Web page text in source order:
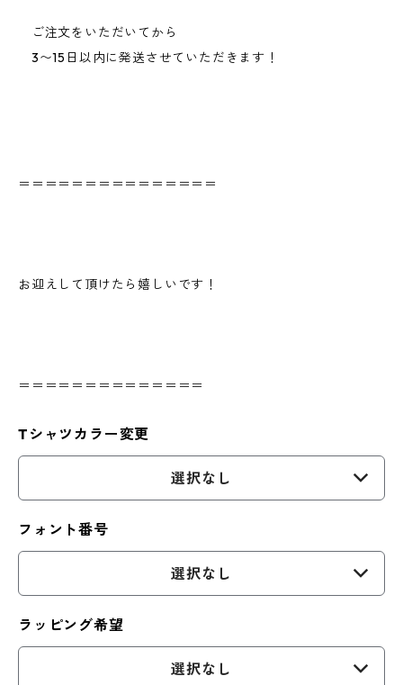
ご注文をいただいてから
3〜15日以内に発送させていただきます！
＝＝＝＝＝＝＝＝＝＝＝＝＝＝＝
お迎えして頂けたら嬉しいです！
＝＝＝＝＝＝＝＝＝＝＝＝＝＝
Tシャツカラー変更
選択なし
フォント番号
選択なし
ラッピング希望
選択なし